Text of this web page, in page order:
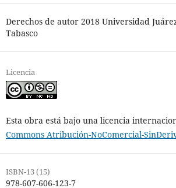
Derechos de autor 2018 Universidad
Tabasco
Licencia
Esta obra está bajo una licencia
Commons Atribución-NoComercial-
ISBN-13 (15)
978-607-606-123-7